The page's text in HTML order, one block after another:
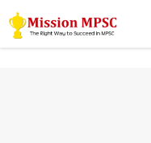
Skip
to